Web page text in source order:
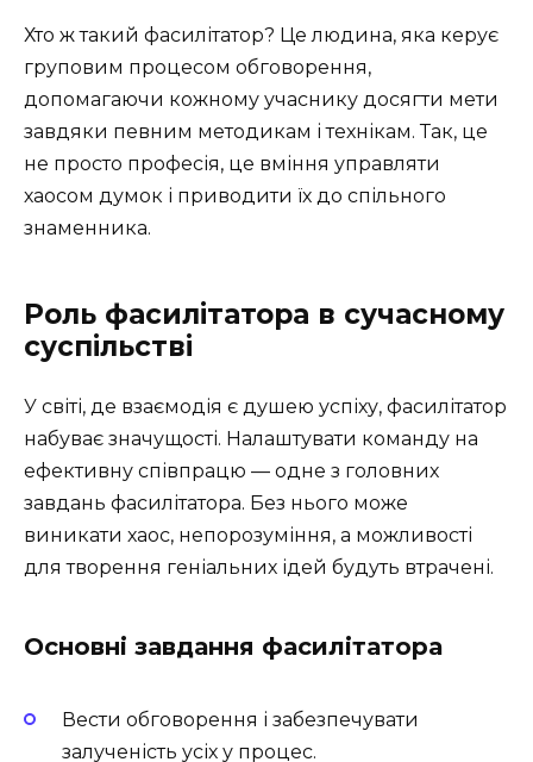
Хто ж такий фасилітатор? Це людина, яка керує
груповим процесом обговорення,
допомагаючи кожному учаснику досягти мети
завдяки певним методикам і технікам. Так, це
не просто професія, це вміння управляти
хаосом думок і приводити їх до спільного
знаменника.
Роль фасилітатора в сучасному
суспільстві
У світі, де взаємодія є душею успіху, фасилітатор
набуває значущості. Налаштувати команду на
ефективну співпрацю — одне з головних
завдань фасилітатора. Без нього може
виникати хаос, непорозуміння, а можливості
для творення геніальних ідей будуть втрачені.
Основні завдання фасилітатора
Вести обговорення і забезпечувати
залученість усіх у процес.